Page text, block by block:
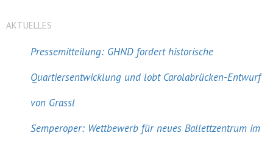
AKTUELLES
Pressemitteilung: GHND fordert historische
Quartiersentwicklung und lobt Carolabrücken-Entwurf
von Grassl
Semperoper: Wettbewerb für neues Ballettzentrum im